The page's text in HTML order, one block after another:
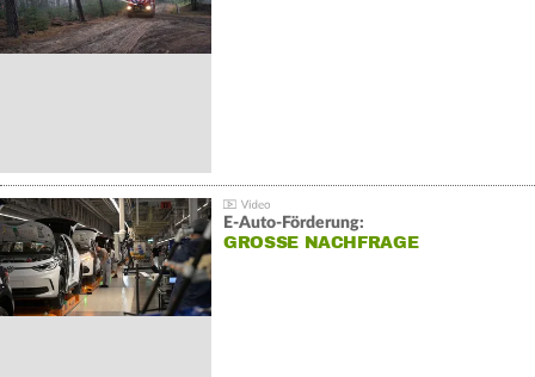
E-Auto-Förderung:
GROSSE NACHFRAGE